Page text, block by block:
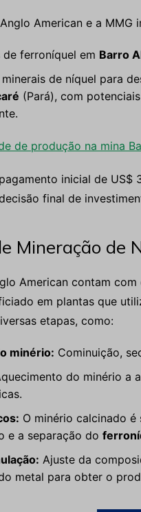
American e a MMG
ferroníquel em Barro
de níquel para
(Pará), com
de produção na mina
inicial de
final de
Mineração de
American contam
em plantas que
etapas, como:
minério: Cominuição,
do minério a
O minério calcinado
e a separação do
Ajuste da
metal para obter o